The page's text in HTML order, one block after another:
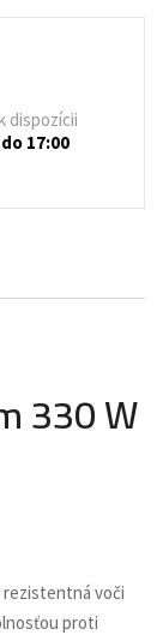
dispozícii
17:00
330 W
rezistentná voči
proti